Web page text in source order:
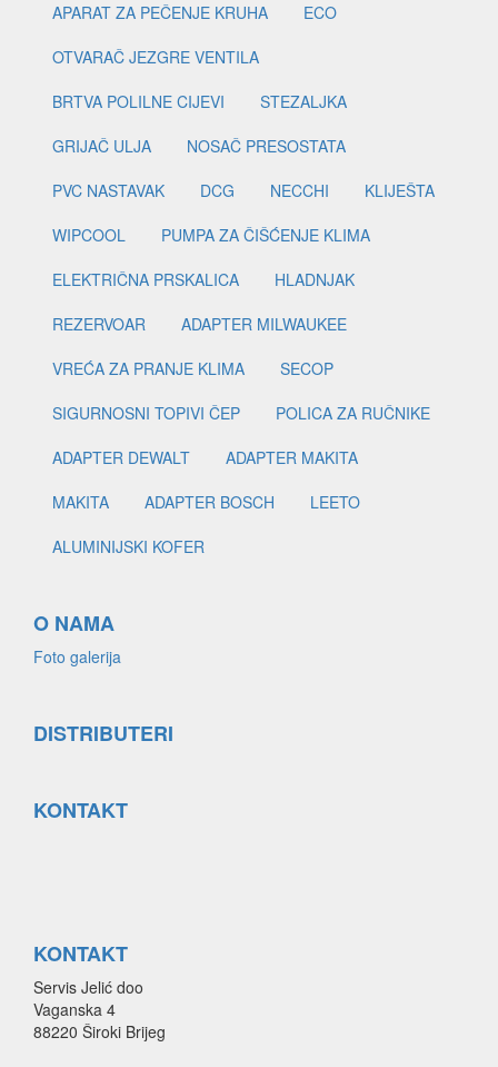
APARAT ZA PEČENJE KRUHA
ECO
OTVARAČ JEZGRE VENTILA
BRTVA POLILNE CIJEVI
STEZALJKA
GRIJAČ ULJA
NOSAČ PRESOSTATA
PVC NASTAVAK
DCG NECCHI
KLIJEŠTA
WIPCOOL
PUMPA ZA ČIŠĆENJE KLIMA
ELEKTRIČNA PRSKALICA
HLADNJAK
REZERVOAR
ADAPTER MILWAUKEE
VREĆA ZA PRANJE KLIMA
SECOP
SIGURNOSNI TOPIVI ČEP
POLICA ZA RUČNIKE
ADAPTER DEWALT
ADAPTER MAKITA
MAKITA
ADAPTER BOSCH
LEETO
ALUMINIJSKI KOFER
O NAMA
Foto galerija
DISTRIBUTERI
KONTAKT
KONTAKT
Servis Jelić doo
Vaganska 4
88220 Široki Brijeg